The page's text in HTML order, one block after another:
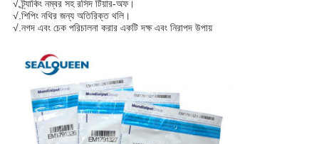
√.ট্র্যাকিং নম্বর সহ রসিদ টিয়ার-অফ।
√.শিপিং নথির জন্য অতিরিক্ত থলি।
√.নগদ এবং চেক পরিচালনা করার একটি দক্ষ এবং নিরাপদ উপায়